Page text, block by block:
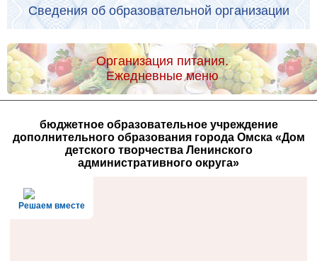
Сведения об образовательной организации
Организация питания.
Ежедневные меню
бюджетное образовательное учреждение
дополнительного образования города Омска «Дом
детского творчества Ленинского
административного округа»
Решаем вместе